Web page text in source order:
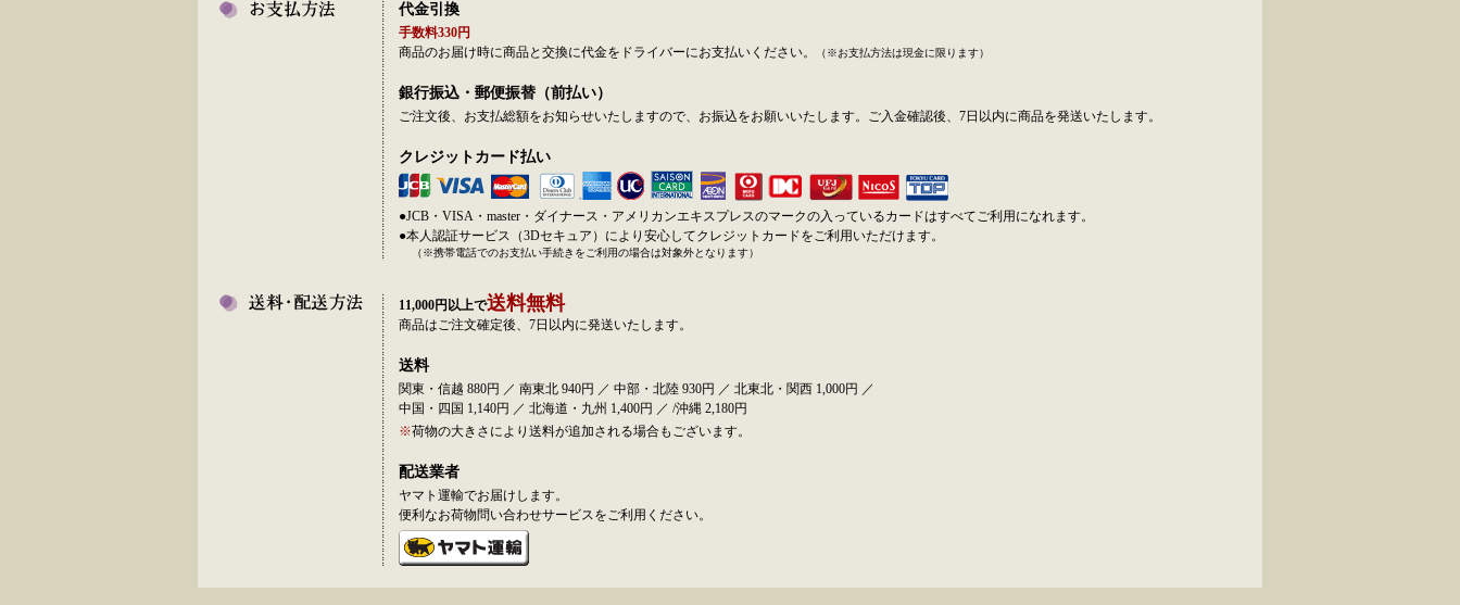
代金引換
手数料330円
商品のお届け時に商品と交換に代金をドライバーにお支払いください。
（※お支払方法は現金に限ります）
銀行振込・郵便振替（前払い）
ご注文後、お支払総額をお知らせいたしますので、お振込をお願いいたします。ご入金確認後、7日以内に商品を発送いたします。
クレジットカード払い
●JCB・VISA・master・ダイナース・アメリカンエキスプレスのマークの入っているカードはすべてご利用になれます。
●本人認証サービス（3Dセキュア）により安心してクレジットカードをご利用いただけます。
（※携帯電話でのお支払い手続きをご利用の場合は対象外となります）
11,000円以上で送料無料
商品はご注文確定後、7日以内に発送いたします。
送料
関東・信越 880円 ／ 南東北 940円 ／ 中部・北陸 930円 ／ 北東北・関西 1,000円 ／
中国・四国 1,140円 ／ 北海道・九州 1,400円 ／ /沖縄 2,180円
※荷物の大きさにより送料が追加される場合もございます。
配送業者
ヤマト運輸でお届けします。
便利なお荷物問い合わせサービスをご利用ください。